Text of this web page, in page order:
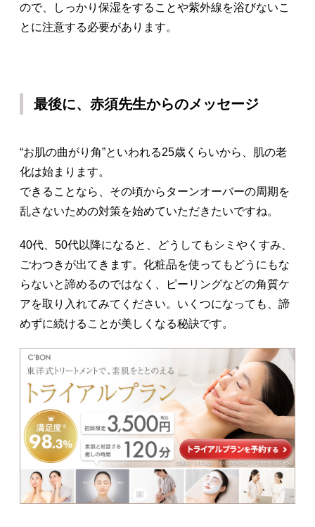
ので、しっかり保湿をすることや紫外線を浴びないこ
とに注意する必要があります。
最後に、赤須先生からのメッセージ
“お肌の曲がり角”といわれる25歳くらいから、肌の老
化は始まります。
できることなら、その頃からターンオーバーの周期を
乱さないための対策を始めていただきたいですね。
40代、50代以降になると、どうしてもシミやくすみ、
ごわつきが出てきます。化粧品を使ってもどうにもな
らないと諦めるのではなく、ピーリングなどの角質ケ
アを取り入れてみてください。いくつになっても、諦
めずに続けることが美しくなる秘訣です。